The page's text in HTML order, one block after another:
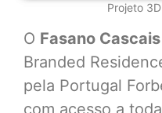
Projeto
O Fasano Cascais
Branded
pela Portugal